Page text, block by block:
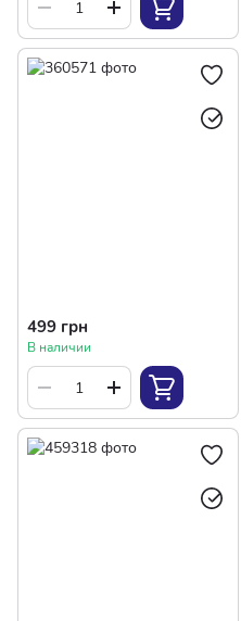
499 грн
В наличии